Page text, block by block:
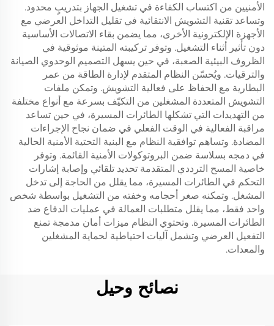
الأمنيين من اكتساب الكفاءة في تشغيل الجهاز بتدريبٍ محدود.
وتساعد تقنية التشويش الانتقائية في تقليل التداخل العرضي مع
الأجهزة الإلكترونية الأخرى، مما يضمن بقاء الاتصالات الأساسية
دون تأثير أثناء التشغيل. وتوفر تركيبته المتينة موثوقية في
الظروف البيئية الصعبة، في حين يسهل التصميم الوحدوي الصيانة
والترقيات. ويُحسّن النظام المتقدم لإدارة الطاقة من عمر
البطارية مع الحفاظ على فعالية التشويش. وتمكن ملفات
التشويش المتعددة المشغلين من التكيّف بسرعة مع أنواع مختلفة
من التهديدات التي تشكلها الطائرات المسيرة، في حين تساعد
مراقبة الفعالية في الوقت الفعلي في ضمان نجاح الإجراءات
المضادة. وتساهم توافقية النظام مع البنية التحتية الأمنية الحالية
في دمجه بسلاسة ضمن البروتوكولات الأمنية القائمة. وتوفر
خاصية المسح الترددي المتقدمة تحديد تلقائي وإصابة إشارات
التحكم في الطائرات المسيرة، مما يقلل من الحاجة إلى تدخل
المشغل. وتمكنه صغر أحجامه وخفته من التشغيل بواسطة شخص
واحد فقط، مما يقلل متطلبات العمالة في عمليات الدفاع ضد
الطائرات المسيرة. وتحتوي النظام ميزات أمان مدمجة تمنع
التفعيل العرضي وتشمل آليات احتياطية لحماية المشغلين
والمعدات.
نصائح وحيل